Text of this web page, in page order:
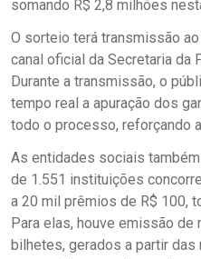
somando R$ 2,8 milhões
O sorteio terá transmissão
canal oficial da Secretaria da
Durante a transmissão, o
tempo real a apuração dos
todo o processo, reforçando
As entidades sociais
de 1.551 instituições
a 20 mil prêmios de R$ 100,
Para elas, houve emissão de
bilhetes, gerados a partir